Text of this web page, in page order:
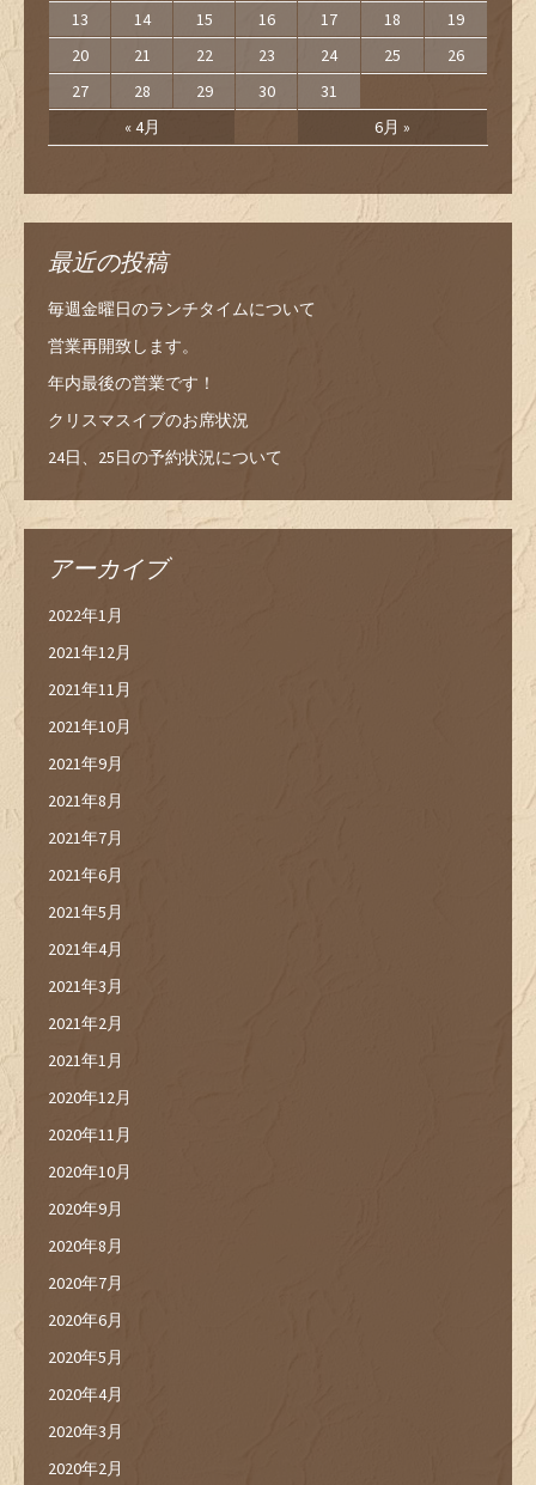
« 4月 6月 »
13 14 15 16 17 18
19
20
21 22 23 24 25
26
27
28 29 30 31
最近の投稿
毎週金曜日のランチタイムについて
営業再開致します。
年内最後の営業です！
クリスマスイブのお席状況
24日、25日の予約状況について
アーカイブ
2022年1月
2021年12月
2021年11月
2021年10月
2021年9月
2021年8月
2021年7月
2021年6月
2021年5月
2021年4月
2021年3月
2021年2月
2021年1月
2020年12月
2020年11月
2020年10月
2020年9月
2020年8月
2020年7月
2020年6月
2020年5月
2020年4月
2020年3月
2020年2月